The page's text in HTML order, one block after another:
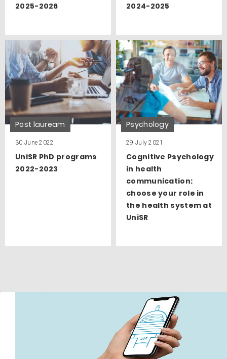
2025-2026
2024-2025
Post lauream
30 June 2022
UniSR PhD programs
2022-2023
Psychology
29 July 2021
Cognitive Psychology
in health
communication:
choose your role in
the health system at
UniSR